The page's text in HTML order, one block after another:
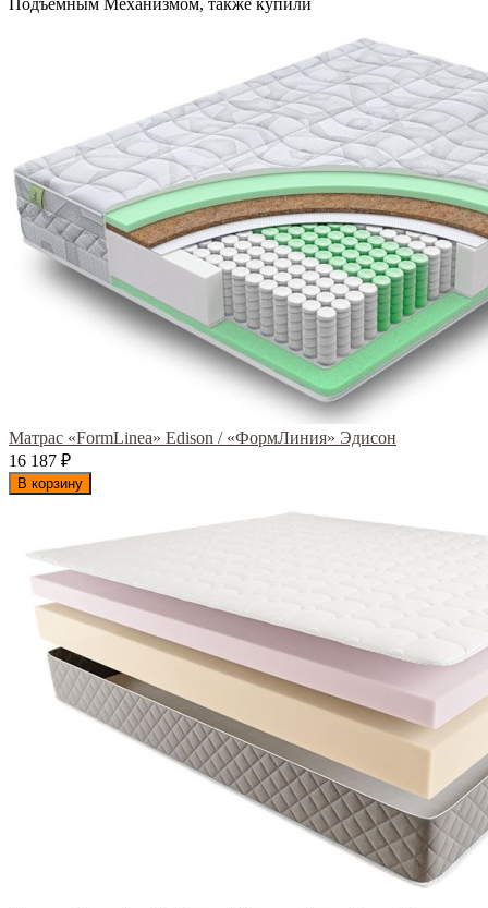
Подъемным Механизмом, также купили
Матрас «FormLinea» Edison / «ФормЛиния» Эдисон
16 187 ₽
В корзину